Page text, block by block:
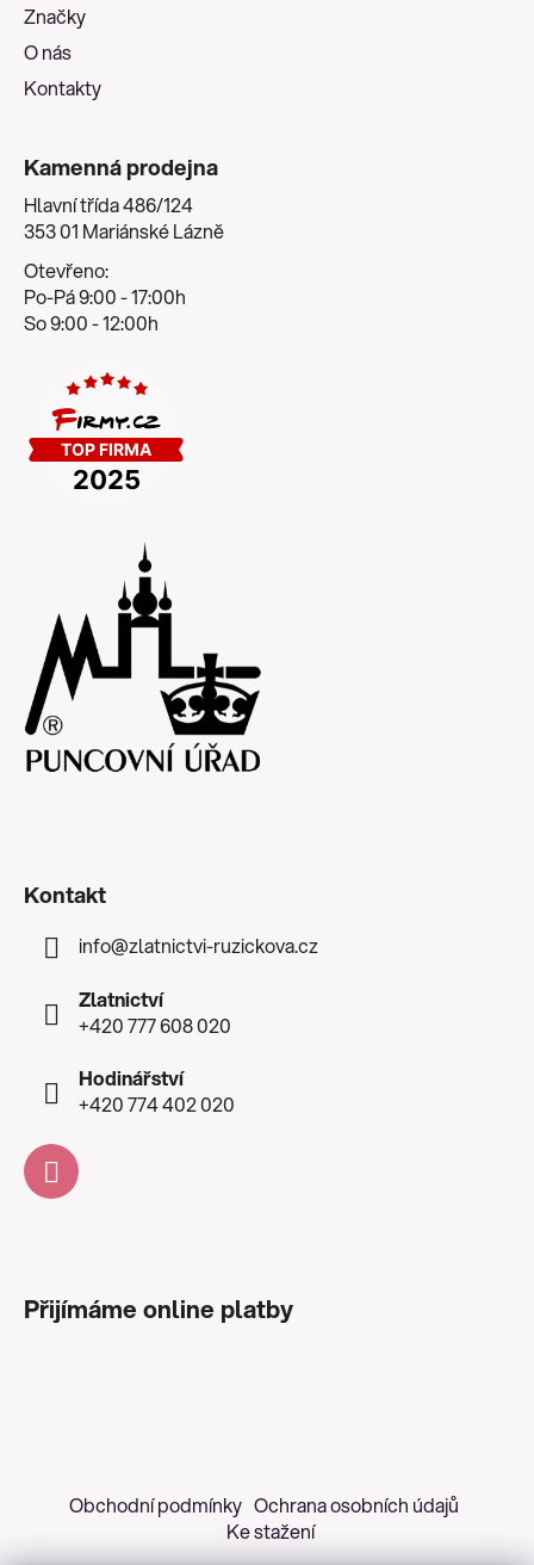
Značky
O nás
Kontakty
Kamenná prodejna
Hlavní třída 486/124
353 01 Mariánské Lázně
Otevřeno:
Po-Pá 9:00 - 17:00h
So 9:00 - 12:00h
Kontakt
info@zlatnictvi-ruzickova.cz
Zlatnictví
+420 777 608 020
Hodinářství
+420 774 402 020
Přijímáme online platby
Obchodní podmínky Ochrana osobních údajů
Ke stažení